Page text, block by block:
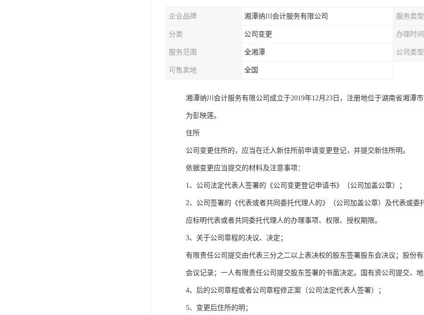
企业品牌 湘潭纳川会计服务有限公司 服务类型
分类 公司变更 办理时间
服务范围 全湘潭 公司类型
可售卖地 全国
湘潭纳川会计服务有限公司成立于2019年12月23日，注册地位于湖南省湘潭
为彭映莲。
住所
公司变更住所的，应当在迁入新住所前申请变更登记，并提交新住所明。
依据变更应当提交的材料及注意事项：
1、公司法定代表人签署的《公司变更登记申请书》（公司加盖公章）；
2、公司签署的《代表或者共同委托代理人的》（公司加盖公章）及代表或委
应标明代表或者共同委托代理人的办理事项、权限、授权期限。
3、关于公司章程的决议、决定；
有限责任公司提交由代表三分之二以上表决权的股东签署股东会决议；股份
会议记录；一人有限责任公司提交股东签署的书面决定。国有资公司提交、
4、后的公司章程或者公司章程修正案（公司法定代表人签署）；
5、变更后住所的明；